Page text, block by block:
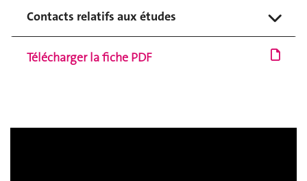
Contacts relatifs aux études
Télécharger la fiche PDF